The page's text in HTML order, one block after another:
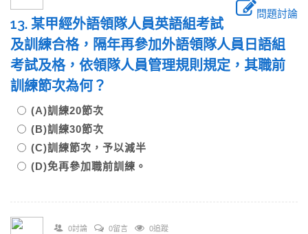
問題討論
13. 某甲經外語領隊人員英語組考試
及訓練合格，隔年再參加外語領隊人員日語組
考試及格，依領隊人員管理規則規定，其職前
訓練節次為何？
(A)訓練20節次
(B)訓練30節次
(C)訓練節次，予以減半
(D)免再參加職前訓練。
0討論 0留言 0追蹤